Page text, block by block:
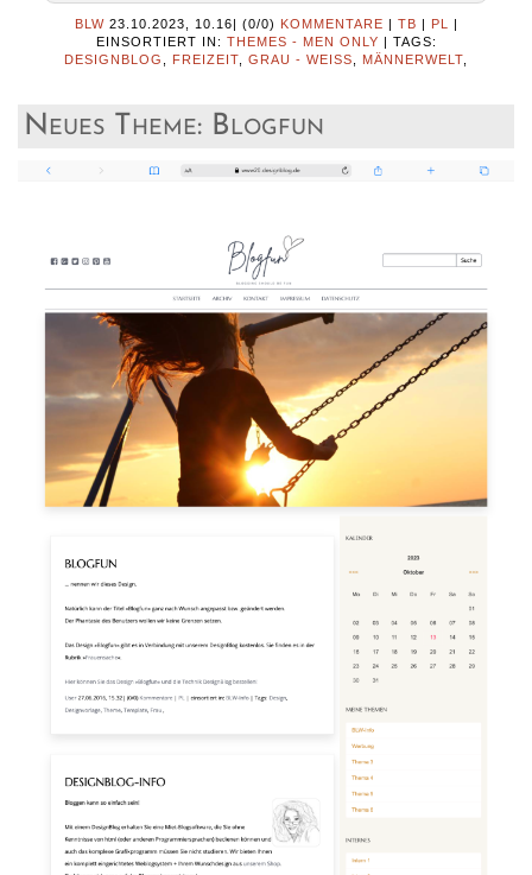
BLW 23.10.2023, 10.16 (0/0) KOMMENTARE TB PL
EINSORTIERT IN: THEMES - MEN ONLY
TAGS:
DESIGNBLOG
FREIZEIT GRAU - WEISS MÄNNERWELT
Neues Theme: Blogfun